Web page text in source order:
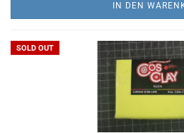
IN DEN
SOLD OUT